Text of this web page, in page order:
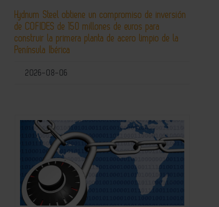
Hydnum Steel obtiene un compromiso de inversión
de COFIDES de 150 millones de euros para
construir la primera planta de acero limpio de la
Península Ibérica
2026-08-06